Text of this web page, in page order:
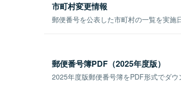
市町村変更情報
郵便番号を公表した市町村の一覧を実施
郵便番号簿PDF（2025年度版）
2025年度版郵便番号簿をPDF形式でダウ